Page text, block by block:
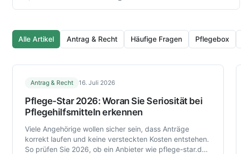
Alle Artikel Antrag & Recht Häufige Fragen Pflegebox
Antrag & Recht 16. Juli 2026
Pflege-Star 2026: Woran Sie Seriosität bei
Pflegehilfsmitteln erkennen
Viele Angehörige wollen sicher sein, dass Anträge
korrekt laufen und keine versteckten Kosten entstehen.
So prüfen Sie 2026, ob ein Anbieter wie pflege-star.de